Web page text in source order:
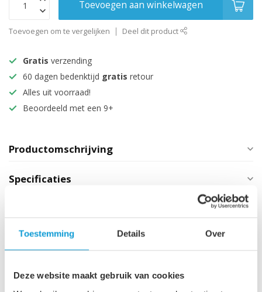
Toestemming Details Over
Deze website maakt gebruik van cookies
Toevoegen aan winkelwagen
Toevoegen om te vergelijken Deel dit product
Gratis verzending
60 dagen bedenktijd gratis retour
Alles uit voorraad!
Beoordeeld met een 9+
Productomschrijving
Specificaties
zwart